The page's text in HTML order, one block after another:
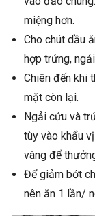
miệng hơn.
Cho chút dầu
hợp trứng,
Chiên đến khi
mặt còn lại.
Ngải cứu và
tùy vào khẩu
vàng để
Để giảm bớt
nên ăn 1 lần/